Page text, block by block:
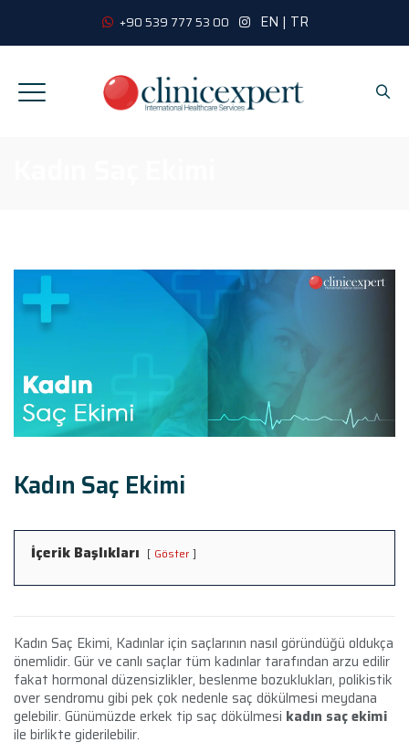
+90 539 777 53 00 EN | TR
Kadın Saç Ekimi
İçerik Başlıkları Göster
Kadın Saç Ekimi, Kadınlar için saçlarının nasıl göründüğü oldukça
önemlidir. Gür ve canlı saçlar tüm kadınlar tarafından arzu edilir
fakat hormonal düzensizlikler, beslenme bozuklukları, polikistik
over sendromu gibi pek çok nedenle saç dökülmesi meydana
gelebilir. Günümüzde erkek tip saç dökülmesi kadın saç ekimi
ile birlikte giderilebilir.